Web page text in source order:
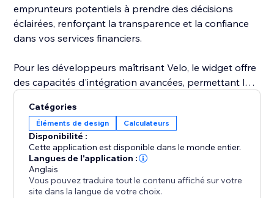
emprunteurs potentiels à prendre des décisions
éclairées, renforçant la transparence et la confiance
dans vos services financiers.
Pour les développeurs maîtrisant Velo, le widget offre
des capacités d'intégration avancées, permettant la
d'autres éléments du site.
Avertissement : Les valeurs fournies sont
approximatives. Veuillez vous assurer que le
calculateur convient à votre cas d'usage, et qu'il
applique le calcul d'intérêt adapté à votre activité.
Catégories
Éléments de design Calculateurs
Disponibilité :
Cette application est disponible dans le monde entier.
Langues de l'application :
Anglais
Vous pouvez traduire tout le contenu affiché sur votre
site dans la langue de votre choix.